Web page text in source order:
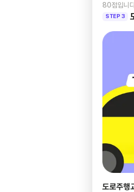
80점입니
STEP 3
도로주행